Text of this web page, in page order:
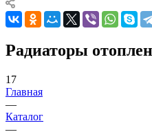
Радиаторы
17
Главная
—
Каталог
—